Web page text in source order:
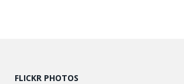
FLICKR PHOTOS